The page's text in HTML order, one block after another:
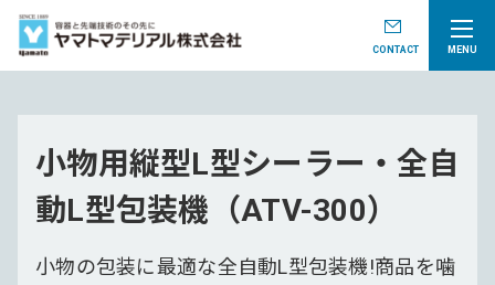
CONTACT MENU
小物用縦型L型シーラー・全自
動L型包装機（ATV-300）
小物の包装に最適な全自動L型包装機!商品を噛